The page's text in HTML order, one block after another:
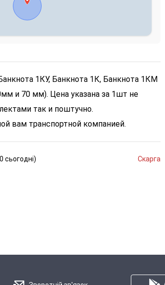
1КУ, Банкнота 1К, Банкнота 1КМ
и 70 мм). Цена указана за 1шт не
так и поштучно.
вам транспортной компанией.
0 сьогодні) Скарга